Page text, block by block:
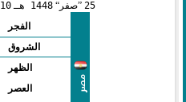
25
صفر 1448 هـ 10
مصر
الفجر
الشروق
الظهر
العصر